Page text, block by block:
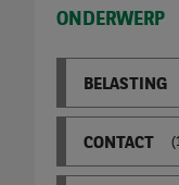
ONDERWERP
BELASTING
CONTACT